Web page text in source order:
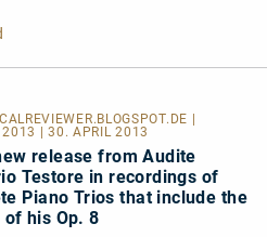
2013 | 30. APRIL 2013
release from Audite
Testore in recordings of
Piano Trios that include the
his Op. 8